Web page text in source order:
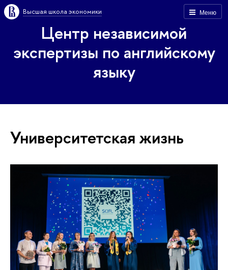
Меню
Высшая школа экономики
Центр независимой
экспертизы по английскому
языку
Университетская жизнь